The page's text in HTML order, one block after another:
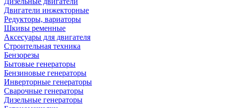
Двигатели инжекторные
Редукторы, вариаторы
Шкивы ременные
Аксесуары для двигателя
Строительная техника
Бензорезы
Бытовые генераторы
Бензиновые генераторы
Инверторные генераторы
Сварочные генераторы
Дизельные генераторы